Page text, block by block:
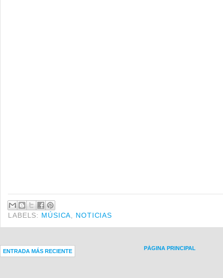
LABELS: MÚSICA NOTICIAS
ENTRADA MÁS RECIENTE PÁGINA PRINCIPAL